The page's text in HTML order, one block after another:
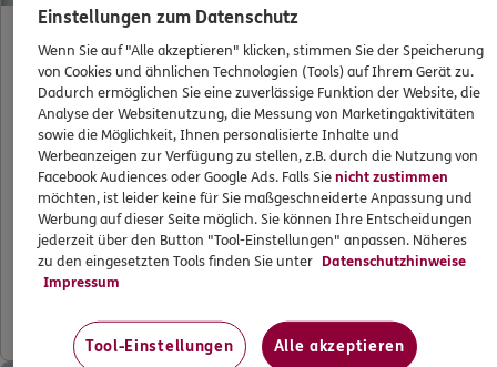
Für Familie Schütze: Baustein Werkstattbonus
Frau Schütze wollte die Kinder zur Schule bringen,
hatte aber einen Auffahrunfall. ERGO ließ das Auto
abholen und in einer Premium-Werkstatt reparieren.
Mit dem Baustein Werkstattbonus sparen die Schützes
also nicht nur Kaskobeitrag, sondern dank Hol- und
Bringservice auch Zeit.
Einstellungen zum Datenschutz
Wenn Sie auf "Alle akzeptieren" klicken, stimmen Sie der Speicherung
von Cookies und ähnlichen Technologien (Tools) auf Ihrem Gerät zu.
Dadurch ermöglichen Sie eine zuverlässige Funktion der Website, die
Analyse der Websitenutzung, die Messung von Marketingaktivitäten
sowie die Möglichkeit, Ihnen personalisierte Inhalte und
Werbeanzeigen zur Verfügung zu stellen, z.B. durch die Nutzung von
Facebook Audiences oder Google Ads. Falls Sienicht zustimmen
möchten, ist leider keine für Sie maßgeschneiderte Anpassung und
Werbung auf dieser Seite möglich. Sie können Ihre Entscheidungen
jederzeit über den Button "Tool-Einstellungen" anpassen. Näheres
zu den eingesetzten Tools finden Sie unter Datenschutzhinweise
Impressum
Tool-Einstellungen Alle akzeptieren